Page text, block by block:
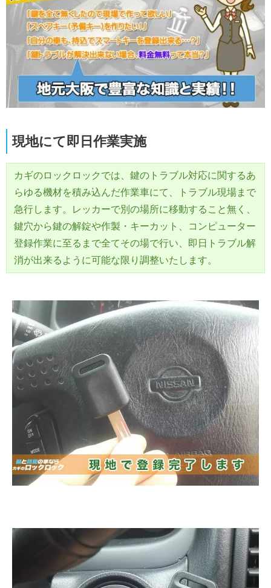
現地にて即日作業実施
カギのロックロックでは、鍵のトラブル対応に関するあ
らゆる機材を積み込んだ作業車にて、トラブル現場まで
急行します。レッカーで別の場所に移動すること無く、
鍵穴から鍵の解錠や作製・キーカット、コンピューター
登録作業に至るまで全てその場で行い、即日トラブル解
消が出来るように可能な限り調整いたします。